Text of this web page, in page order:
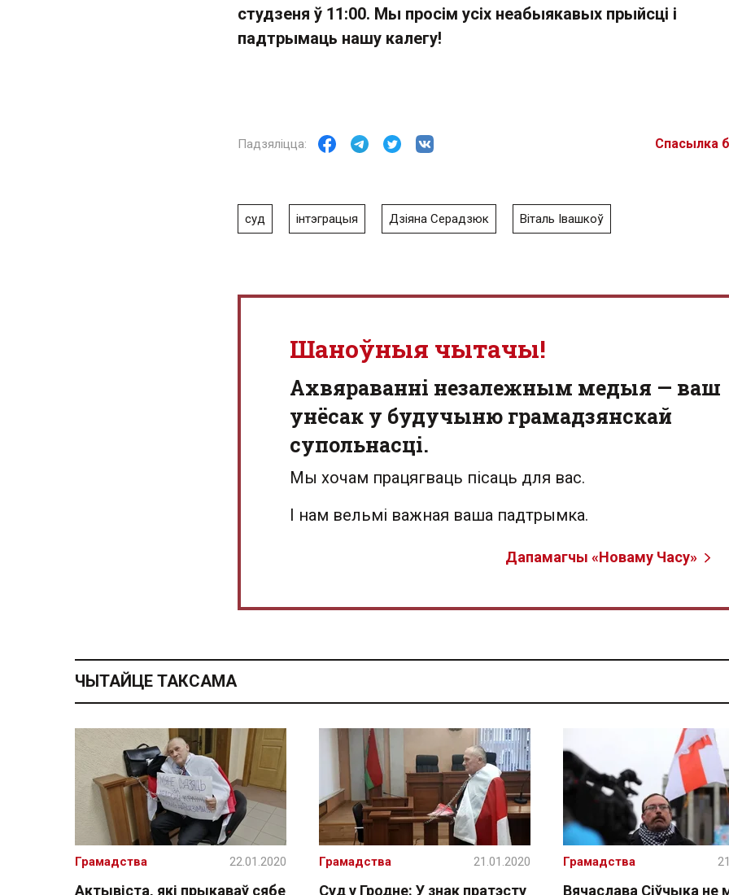
студзеня ў 11:00. Мы просім усіх неабыякавых прыйсці і
падтрымаць нашу калегу!
Спасылка
суд інтэграцыя Дзіяна Серадзюк Віталь Івашкоў
Шаноўныя чытачы!
Aхвяраванні незалежным медыя — ваш
унёсак у будучыню грамадзянскай
супольнасці.
Мы хочам працягваць пісаць для вас.
І нам вельмі важная ваша падтрымка.
Дапамагчы «Новаму Часу»
ЧЫТАЙЦЕ ТАКСАМА
Актывіста, які прыкаваў сябе
Грамадства 22.01.2020
Суд у Гродне: У знак пратэсту
Грамадства 21.01.2020
Вячаслава Сіўчыка не
Грамадства